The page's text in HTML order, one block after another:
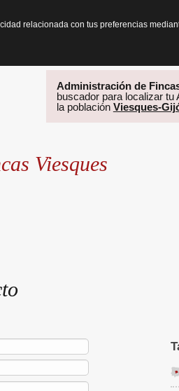
Administración de
buscador para localizar tu
la población Viesques-
Viesques
relacionada con tus preferencias